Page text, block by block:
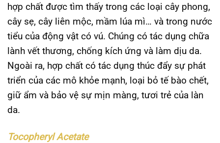
hợp chất được tìm thấy trong các loại cây phong,
cây sẹ, cây liên mộc, mầm lúa mì… và trong nước
tiểu của động vật có vú. Chúng có tác dụng chữa
lành vết thương, chống kích ứng và làm dịu da.
Ngoài ra, hợp chất có tác dụng thúc đẩy sự phát
triển của các mô khỏe mạnh, loại bỏ tế bào chết,
giữ ẩm và bảo vệ sự mịn màng, tươi trẻ của làn
da.
Tocopheryl Acetate